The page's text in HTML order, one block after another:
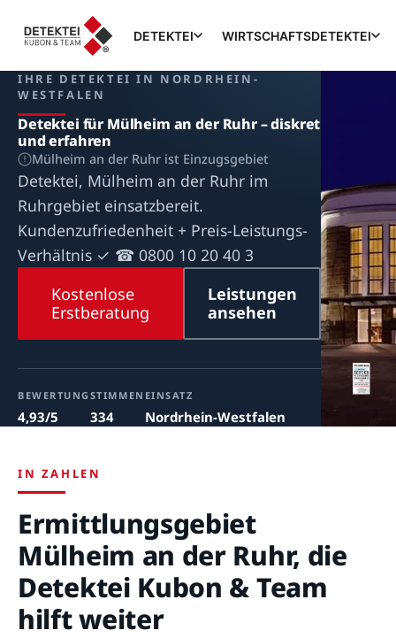
DETEKTEI WIRTSCHAFTSDETEKTEI
IHRE DETEKTEI IN NORDRHEIN-
WESTFALEN
Detektei für Mülheim an der Ruhr – diskret
und erfahren
Mülheim an der Ruhr ist Einzugsgebiet
Detektei, Mülheim an der Ruhr im
Ruhrgebiet einsatzbereit.
Kundenzufriedenheit + Preis-Leistungs-
Verhältnis ✓ ☎ 0800 10 20 40 3
Kostenlose
Erstberatung
Leistungen
ansehen
BEWERTUNG
4,93/5
STIMMEN
334
EINSATZ
Nordrhein-Westfalen
IN ZAHLEN
Ermittlungsgebiet
Mülheim an der Ruhr, die
Detektei Kubon & Team
hilft weiter